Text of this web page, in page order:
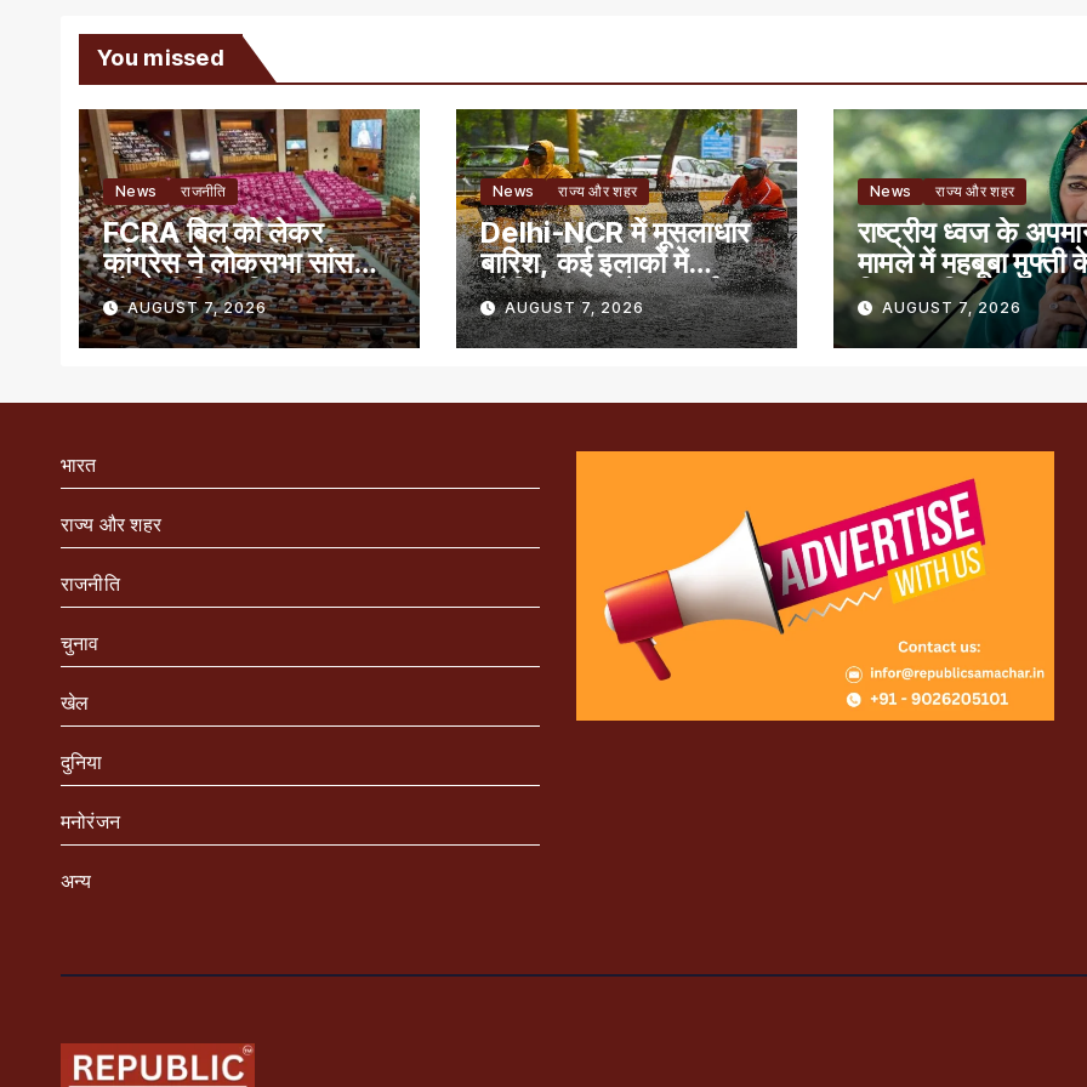
You missed
News राजनीति
FCRA बिल को लेकर
कांग्रेस ने लोकसभा सांसदों
को जारी किया व्हिप
AUGUST 7, 2026
News राज्य और शहर
Delhi-NCR में मूसलाधार
बारिश, कई इलाकों में
ट्रैफिक जाम, रेड अलर्ट
जारीAUGUST 7, 2026
News राज्य और शहर
राष्ट्रीय ध्वज के
मामले में महबूबा मुफ्ती
खिलाफ शिकायत
AUGUST 7, 2026
भारत
राज्य और शहर
राजनीति
चुनाव
खेल
दुनिया
मनोरंजन
अन्य